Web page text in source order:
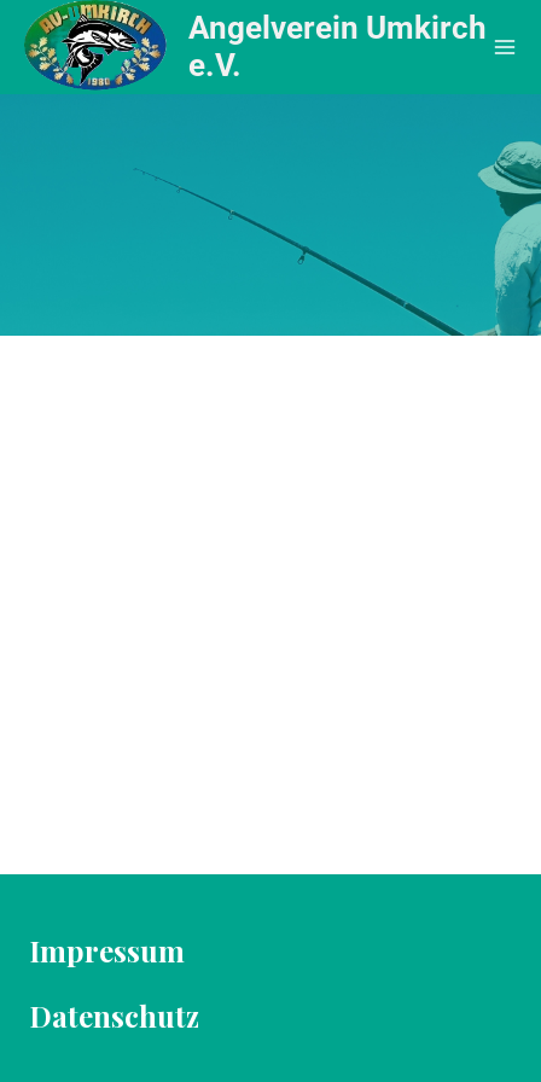
Angelverein Umkirch
e.V.
Impressum
Datenschutz